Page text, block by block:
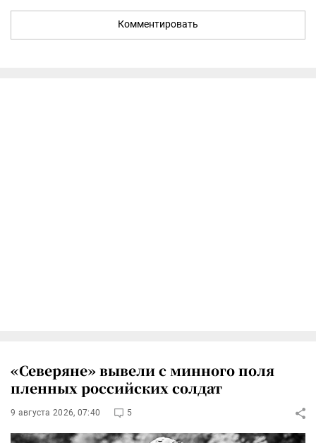
Комментировать
«Северяне» вывели с минного поля
пленных российских солдат
9 августа 2026, 07:40 5